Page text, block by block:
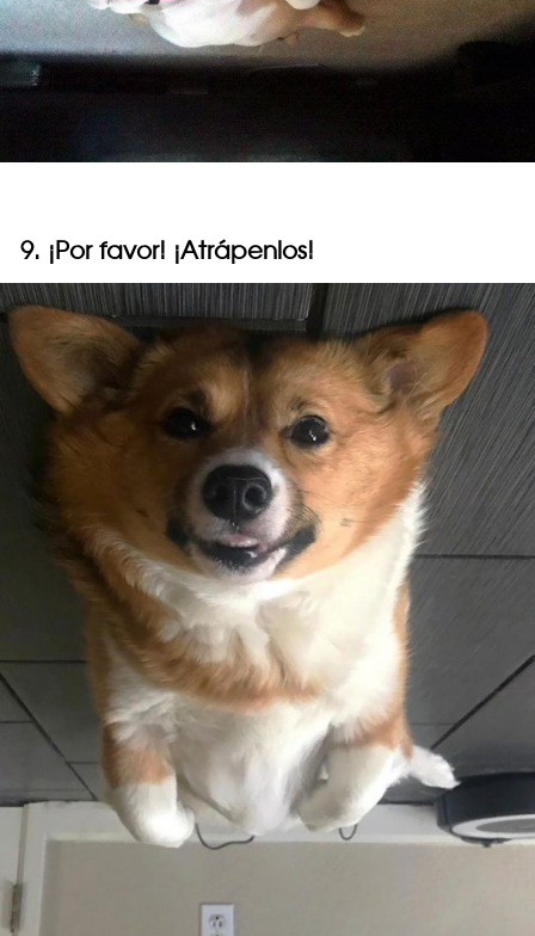
9. ¡Por favor! ¡Atrápenlos!